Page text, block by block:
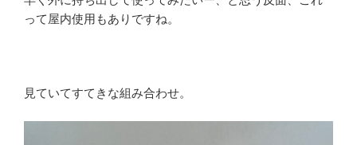
って屋内使用もありですね。
見ていてすてきな組み合わせ。